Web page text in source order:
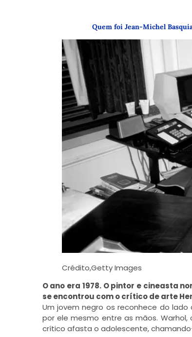
Quem foi Jean-Michel
Crédito,Getty Images
O ano era 1978. O pintor e cineasta
se encontrou com o crítico de arte
Um jovem negro os reconhece do
por ele mesmo entre as mãos.
crítico afasta o adolescente,